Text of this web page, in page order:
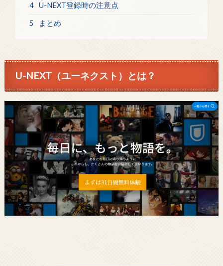
4 U-NEXT登録時の注意点
5 まとめ
U-NEXT（ユーネクスト）とは？